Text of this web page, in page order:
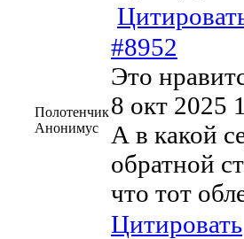
Полотенчик
Анонимус
#8952
Это
8 окт 2025
А в какой
обратной
что тот
Цитировать